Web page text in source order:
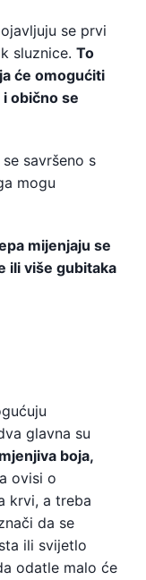
se prvi
sluznice. To
će omogućiti
obično se
savršeno s
mogu
mijenjaju se
ili više gubitaka
glavna su
boja,
ovisi o
krvi, a treba
da se
ili svijetlo
odatle malo će